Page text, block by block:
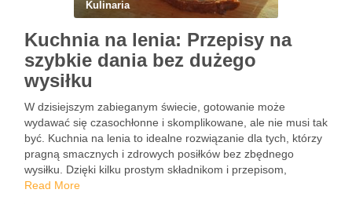
Kulinaria
Kuchnia na lenia: Przepisy na
szybkie dania bez dużego
wysiłku
W dzisiejszym zabieganym świecie, gotowanie może
wydawać się czasochłonne i skomplikowane, ale nie musi tak
być. Kuchnia na lenia to idealne rozwiązanie dla tych, którzy
pragną smacznych i zdrowych posiłków bez zbędnego
wysiłku. Dzięki kilku prostym składnikom i przepisom,
możemy stworzyć pyszne dania w mgnieniu oka.
Read More